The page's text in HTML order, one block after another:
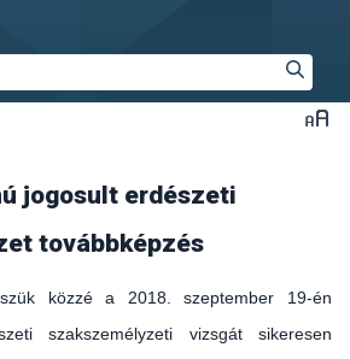
jogosult erdészeti
továbbképzés
közzé a 2018. szeptember 19-én
szakszemélyzeti vizsgát sikeresen